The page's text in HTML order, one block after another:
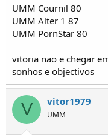
UMM Cournil 80
UMM Alter 1 87
UMM PornStar 80
vitoria nao e chegar
sonhos e objectivos
V vitor1979
UMM